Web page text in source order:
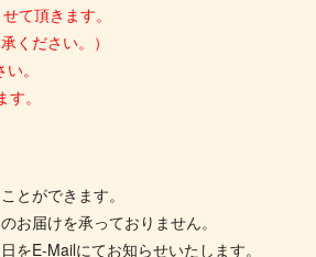
て頂きます。
ください。）
。
。
とができます。
お届けを承っておりません。
をE-Mailにてお知らせいたします。